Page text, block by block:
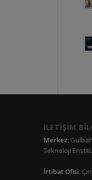
İLETİŞİM
Merkez:
Teknoloji
İrtibat Ofisi: